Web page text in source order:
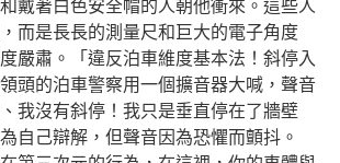
戴著白色安全帽的人朝他衝來。這些人
而是長長的測量尺和巨大的電子角度
嚴肅。「違反泊車維度基本法！斜停入
頭的泊車警察用一個擴音器大喊，聲音
我沒有斜停！我只是垂直停在了牆壁
自己辯解，但聲音因為恐懼而顫抖。